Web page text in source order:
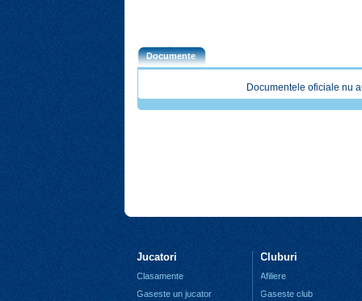
Documente
Documentele oficiale nu
Jucatori
Clasamente
Gaseste un jucator
Cluburi
Afiliere
Gaseste club